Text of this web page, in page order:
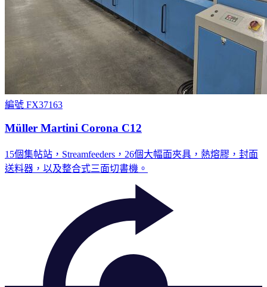
編號 FX37163
Müller Martini Corona C12
15個集帖站，Streamfeeders，26個大幅面夾具，熱熔膠，封面
送料器，以及整合式三面切書機。